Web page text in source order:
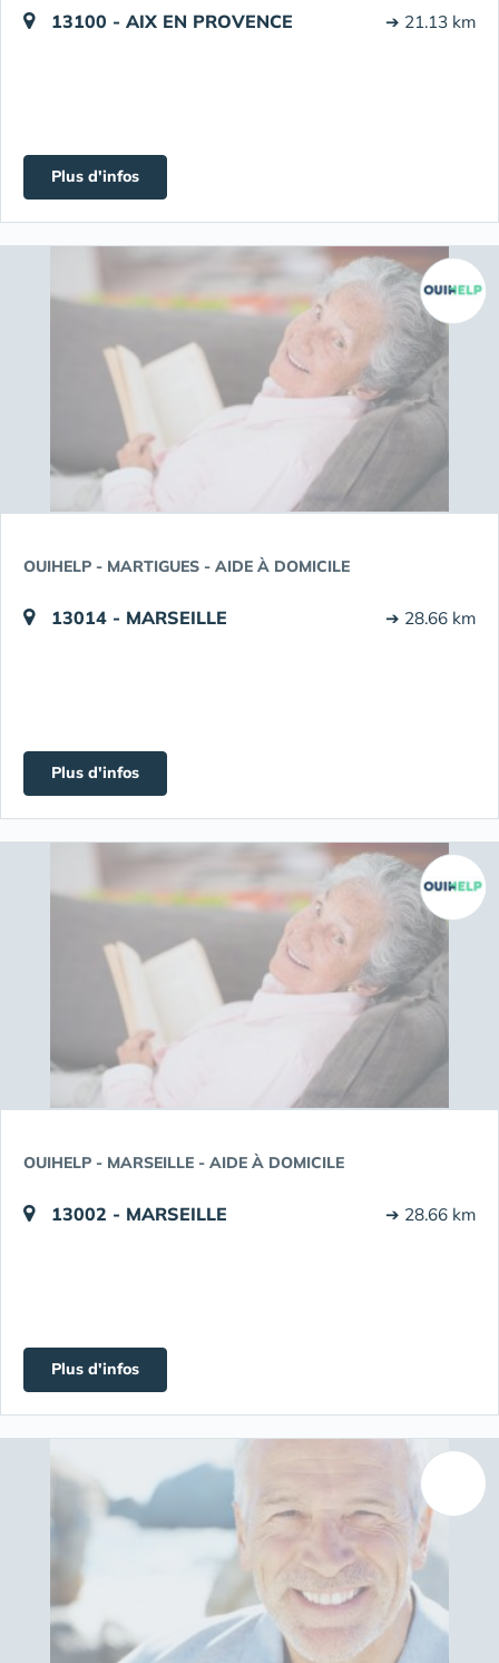
13100 - AIX EN PROVENCE ➔ 21.13 km
Plus d'infos
OUIHELP - MARTIGUES - AIDE À DOMICILE
13014 - MARSEILLE ➔ 28.66 km
Plus d'infos
OUIHELP - MARSEILLE - AIDE À DOMICILE
13002 - MARSEILLE ➔ 28.66 km
Plus d'infos